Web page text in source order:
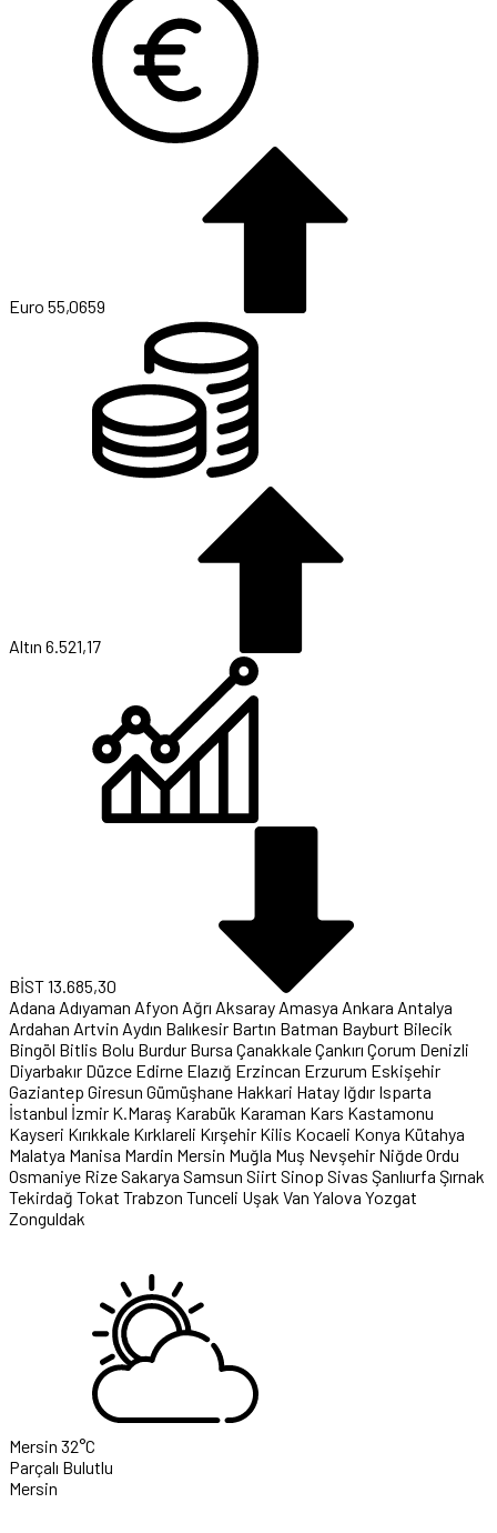
Euro 55,0659
Altın 6.521,17
BİST13.685,30
Adana Adıyaman Afyon Ağrı Aksaray Amasya Ankara Antalya
Ardahan Artvin Aydın Balıkesir Bartın Batman Bayburt Bilecik
Bingöl Bitlis Bolu Burdur Bursa ÇanakkaleÇankırı Çorum Denizli
Diyarbakır Düzce Edirne Elazığ Erzincan Erzurum Eskişehir
Gaziantep Giresun Gümüşhane Hakkari Hatay Iğdır Isparta
İstanbul İzmir K.Maraş Karabük Karaman Kars Kastamonu
Kayseri Kırıkkale Kırklareli Kırşehir Kilis Kocaeli Konya Kütahya
Malatya Manisa Mardin Mersin Muğla Muş Nevşehir NiğdeOrdu
Osmaniye RizeSakarya Samsun Siirt Sinop Sivas Şanlıurfa Şırnak
Tekirdağ Tokat Trabzon Tunceli Uşak Van Yalova Yozgat
Zonguldak
Mersin 32°C
Parçalı Bulutlu
Mersin